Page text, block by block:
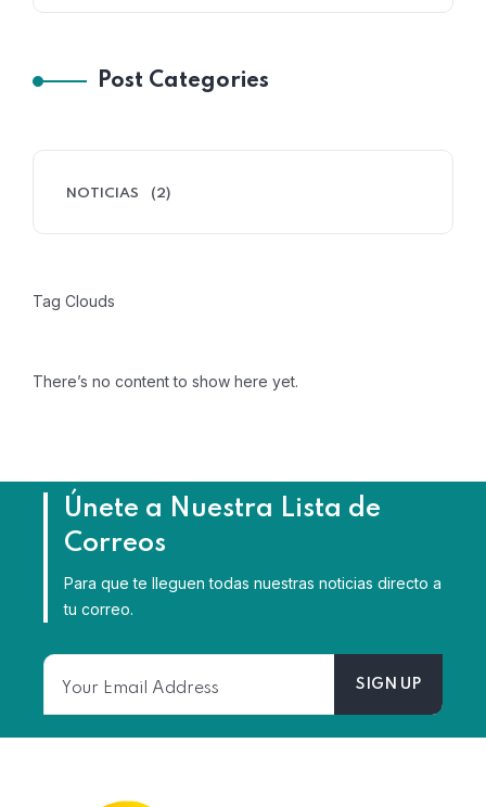
Post Categories
NOTICIAS (2)
Tag Clouds
There’s no content to show here yet.
Únete a Nuestra Lista de
Correos
Para que te lleguen todas nuestras noticias directo a
tu correo.